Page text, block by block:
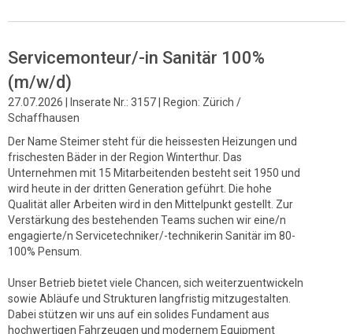
Servicemonteur/-in Sanitär 100%
(m/w/d)
27.07.2026 | Inserate Nr.: 3157 | Region: Zürich /
Schaffhausen
Der Name Steimer steht für die heissesten Heizungen und
frischesten Bäder in der Region Winterthur. Das
Unternehmen mit 15 Mitarbeitenden besteht seit 1950 und
wird heute in der dritten Generation geführt. Die hohe
Qualität aller Arbeiten wird in den Mittelpunkt gestellt. Zur
Verstärkung des bestehenden Teams suchen wir eine/n
engagierte/n Servicetechniker/-technikerin Sanitär im 80-
100% Pensum.
Unser Betrieb bietet viele Chancen, sich weiterzuentwickeln
sowie Abläufe und Strukturen langfristig mitzugestalten.
Dabei stützen wir uns auf ein solides Fundament aus
hochwertigen Fahrzeugen und modernem Equipment